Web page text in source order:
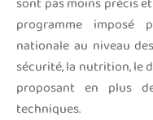
programme imposé
nationale au niveau
sécurité, la nutrition, le
proposant en plus
techniques.